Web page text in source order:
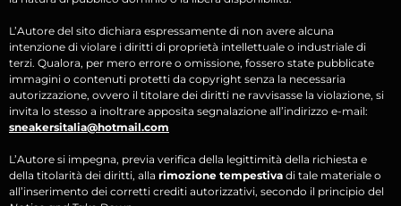
L’Autore del sito dichiara espressamente di non avere alcuna
intenzione di violare i diritti di proprietà intellettuale o industriale di
terzi. Qualora, per mero errore o omissione, fossero state pubblicate
immagini o contenuti protetti da copyright senza la necessaria
autorizzazione, ovvero il titolare dei diritti ne ravvisasse la violazione, si
invita lo stesso a inoltrare apposita segnalazione all’indirizzo e-mail:
sneakersitalia@hotmail.com
L’Autore si impegna, previa verifica della legittimità della richiesta e
della titolarità dei diritti, alla rimozione tempestiva di tale materiale o
all’inserimento dei corretti crediti autorizzativi, secondo il principio del